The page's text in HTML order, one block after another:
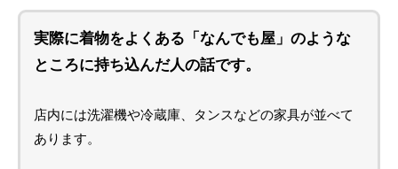
実際に着物をよくある「なんでも屋」のような
ところに持ち込んだ人の話です。
店内には洗濯機や冷蔵庫、タンスなどの家具が並べて
あります。